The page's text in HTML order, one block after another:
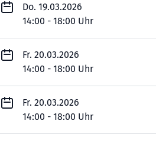
Do. 19.03.2026
14:00 - 18:00 Uhr
Fr. 20.03.2026
14:00 - 18:00 Uhr
Fr. 20.03.2026
14:00 - 18:00 Uhr